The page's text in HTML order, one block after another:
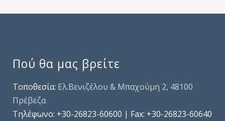
Πού θα μας βρείτε
Τοποθεσία: Ελ.Βενιζέλου & Μπαχούμη 2, 48100
Πρέβεζα
Τηλέφωνo: +30-26823-60600 | Fax: +30-26823-60640